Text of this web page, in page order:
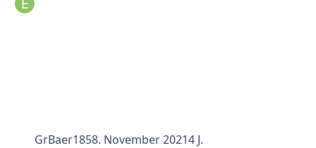
GrBaer1858. November 20214 J.